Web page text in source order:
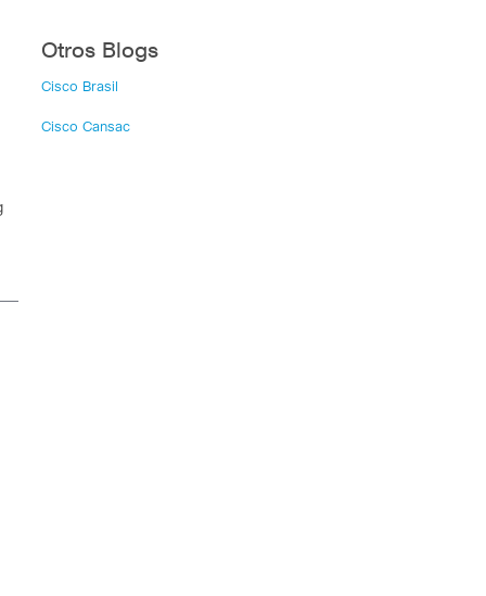
Otros Blogs
Cisco Brasil
Cisco Cansac